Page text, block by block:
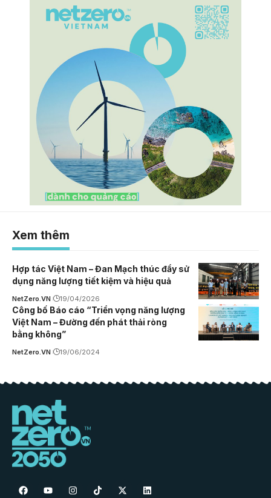
Xem thêm
Hợp tác Việt Nam – Đan Mạch thúc đẩy sử
dụng năng lượng tiết kiệm và hiệu quả
NetZero.VN 19/04/2026
Công bố Báo cáo “Triển vọng năng lượng
Việt Nam – Đường đến phát thải ròng
bằng không”
NetZero.VN 19/06/2024